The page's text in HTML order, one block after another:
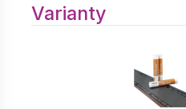
Varianty